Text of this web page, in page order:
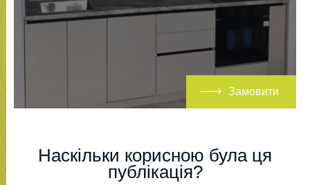
Замовити
Наскільки корисною була ця
публікація?